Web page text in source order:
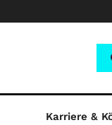
Karriere &